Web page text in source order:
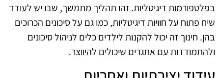
בפלטפורמות דיגיטליות. זהו תהליך מתמשך, שבו יש לעודד
שיח פתוח על חוויות דיגיטליות, כמו גם על סיכונים הכרוכים
בהן. חינוך זה יכול להקנות לילדים כלים לניהול סיכונים
ולהתמודדות עם אתגרים שיכולים להיווצר.